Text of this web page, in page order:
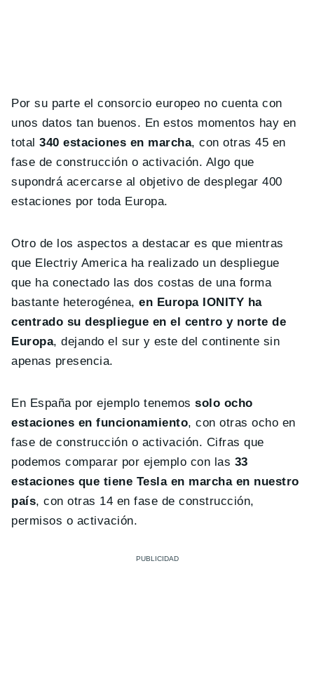
Por su parte el consorcio europeo no cuenta con
unos datos tan buenos. En estos momentos hay en
total340 estaciones en marcha, con otras 45 en
fase de construcción o activación. Algo que
supondrá acercarse al objetivo de desplegar 400
estaciones por toda Europa.
Otro de los aspectos a destacar es que mientras
que Electriy America ha realizado un despliegue
que ha conectado las dos costas de una forma
bastante heterogénea,en Europa IONITY ha
centrado su despliegue en el centro y norte de
Europa, dejando el sur y este del continente sin
apenas presencia.
En España por ejemplo tenemos solo ocho
estaciones en funcionamiento, con otras ocho en
fase de construcción o activación. Cifras que
podemos comparar por ejemplo con las 33
estaciones que tiene Tesla en marcha en nuestro
país, con otras 14 en fase de construcción,
permisos o activación.